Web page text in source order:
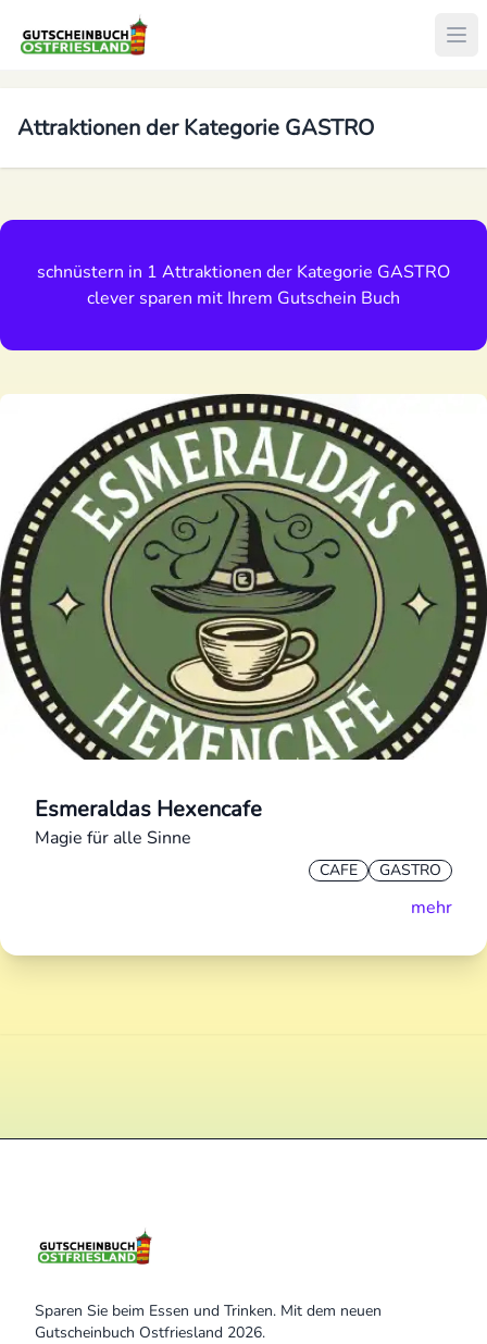
Attraktionen der Kategorie GASTRO
schnüstern in 1 Attraktionen der Kategorie GASTRO
clever sparen mit Ihrem Gutschein Buch
Esmeraldas Hexencafe
Magie für alle Sinne
CAFE GASTRO
mehr
Sparen Sie beim Essen und Trinken. Mit dem neuen
Gutscheinbuch Ostfriesland 2026.